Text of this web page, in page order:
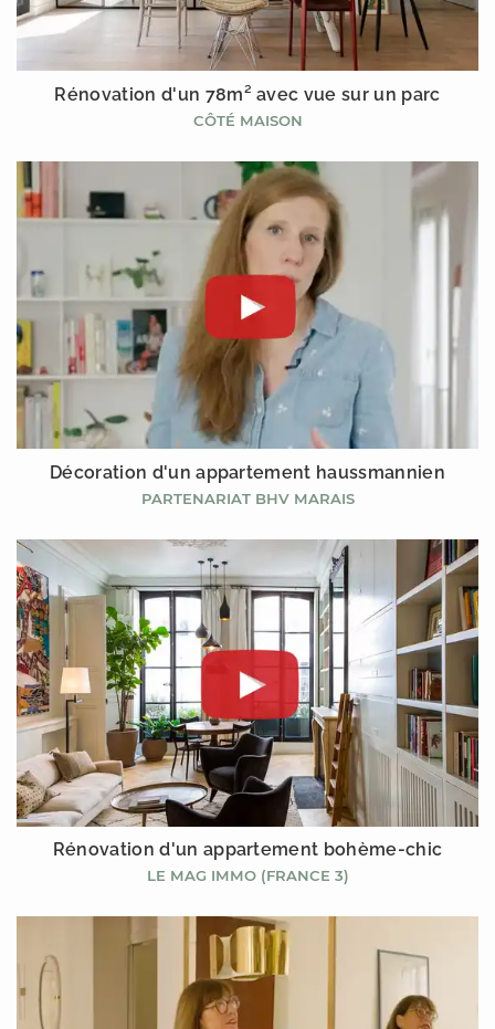
Rénovation d'un 78m² avec vue sur un parc
CÔTÉ MAISON
Décoration d'un appartement haussmannien
PARTENARIAT BHV MARAIS
Rénovation d'un appartement bohème-chic
LE MAG IMMO (FRANCE 3)